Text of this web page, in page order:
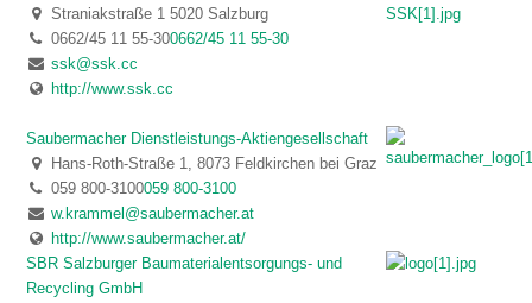
Straniakstraße 1 5020 Salzburg
0662/45 11 55-300662/45 11 55-30
ssk@ssk.cc
http://www.ssk.cc
Saubermacher Dienstleistungs-Aktiengesellschaft
Hans-Roth-Straße 1, 8073 Feldkirchen bei Graz
059 800-3100059 800-3100
w.krammel@saubermacher.at
http://www.saubermacher.at/
SBR Salzburger Baumaterialentsorgungs- und
Recycling GmbH